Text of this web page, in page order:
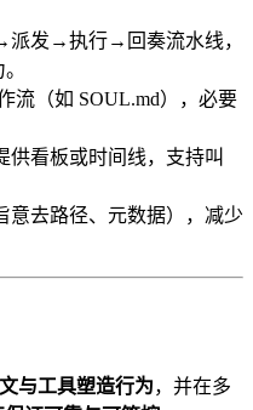
派发→执行→回奏流水线，
流（如 SOUL.md），必要
供看板或时间线，支持叫
意去路径、元数据），减少
与工具塑造行为，并在多